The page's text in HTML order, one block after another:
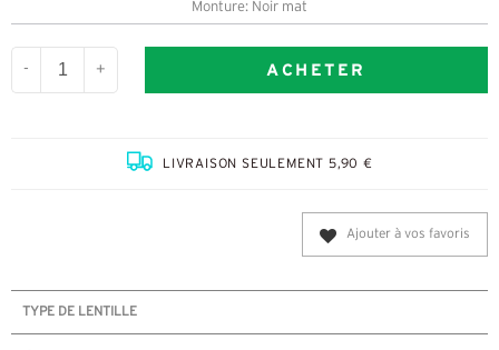
Monture: Noir mat
- + ACHETER
LIVRAISON SEULEMENT 5,90 €
Ajouter à vos favoris
TYPE DE LENTILLE